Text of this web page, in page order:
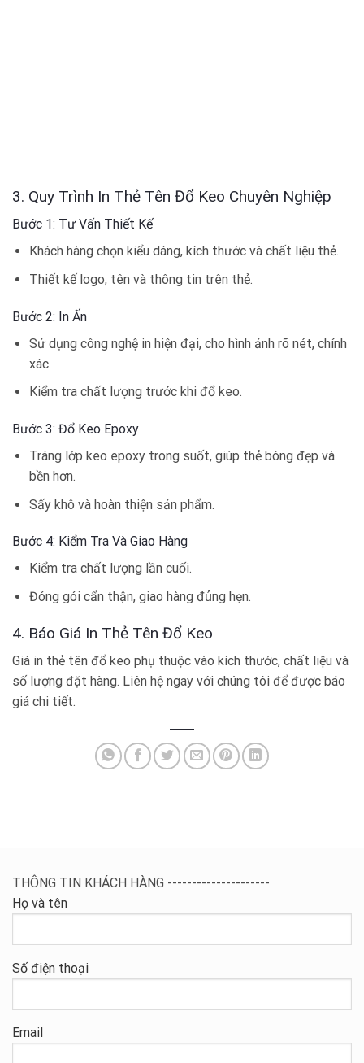
3. Quy Trình In Thẻ Tên Đổ Keo Chuyên Nghiệp
Bước 1: Tư Vấn Thiết Kế
Khách hàng chọn kiểu dáng, kích thước và chất liệu thẻ.
Thiết kế logo, tên và thông tin trên thẻ.
Bước 2: In Ấn
Sử dụng công nghệ in hiện đại, cho hình ảnh rõ nét, chính
xác.
Kiểm tra chất lượng trước khi đổ keo.
Bước 3: Đổ Keo Epoxy
Tráng lớp keo epoxy trong suốt, giúp thẻ bóng đẹp và
bền hơn.
Sấy khô và hoàn thiện sản phẩm.
Bước 4: Kiểm Tra Và Giao Hàng
Kiểm tra chất lượng lần cuối.
Đóng gói cẩn thận, giao hàng đú́ng hẹn.
4. Báo Giá In Thẻ Tên Đổ Keo
Giá in thẻ tên đổ keo phụ thuộc vào kích thước, chất liệu và
số lượng đặt hàng. Liên hệ ngay với chúng tôi để được báo
giá chi tiết.
THÔNG TIN KHÁCH HÀNG ---------------------
Họ và tên
Số điện thoại
Email